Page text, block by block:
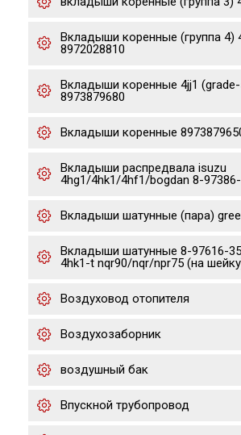
Вкладыши коренные (группа 4)
8972028810
Вкладыши коренные 4jj1
8973879680
Вкладыши коренные
Вкладыши распредвала isuzu
4hg1/4hk1/4hf1/bogdan 8-
Вкладыши шатунные (пара)
Вкладыши шатунные 8-97616-
4hk1-t nqr90/nqr/npr75 (на
Воздуховод отопителя
Воздухозаборник
воздушный бак
Впускной трубопровод